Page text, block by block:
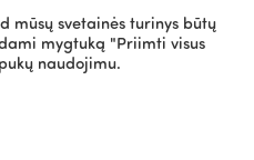
mūsų svetainės turinys būtų
mygtuką "Priimti visus
naudojimu.